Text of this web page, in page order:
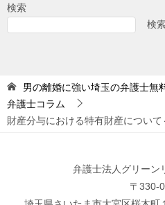
検索
検
男の離婚に強い埼玉の弁護士無
弁護士コラム
財産分与における特有財産について
弁護士法人グリーン
〒330-